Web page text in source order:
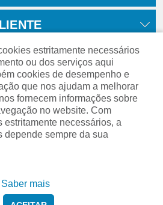
estritamente necessários
ou dos serviços aqui
cookies de desempenho e
que nos ajudam a melhorar
fornecem informações sobre
no website. Com
estritamente necessários, a
depende sempre da sua
Saber mais